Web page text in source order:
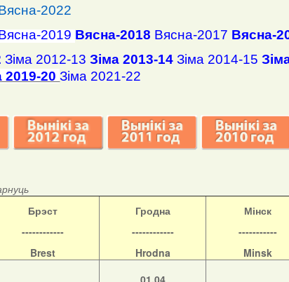
2022
2019 Вясна-2018 Вясна-2017 Вясна-
Зіма 2012-13 Зіма 2013-14 Зіма 2014-15
2019-20Зіма 2021-22
Брэст
------------
Brest
Гродна
------------
Hrodna
Мінск
-----------
Minsk